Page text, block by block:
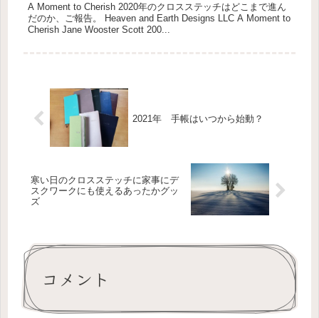
A Moment to Cherish 2020年のクロスステッチはどこまで進ん
だのか、ご報告。 Heaven and Earth Designs LLC A Moment to
Cherish Jane Wooster Scott 200...
2021年 手帳はいつから始動？
寒い日のクロスステッチに家事にデ
スクワークにも使えるあったかグッ
ズ
コメント